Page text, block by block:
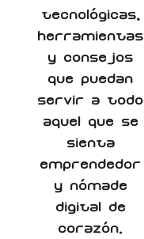
tecnológicas,
herramientas
y consejos
que puedan
servir a todo
aquel que se
sienta
emprendedor
y nómade
digital de
corazón.